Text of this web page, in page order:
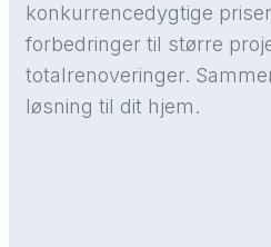
konkurrencedygtige
forbedringer til større
totalrenoveringer.
løsning til dit hjem.